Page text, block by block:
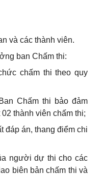
và các thành viên.
ban Chấm thi:
chấm thi theo quy
Chấm thi bảo đảm
thành viên chấm thi;
đáp án, thang điểm chi
người dự thi cho các
biên bản chấm thi và